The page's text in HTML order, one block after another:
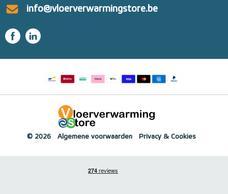
info@vloerverwarmingstore.be
© 2026 Algemene voorwaarden Privacy & Cookies